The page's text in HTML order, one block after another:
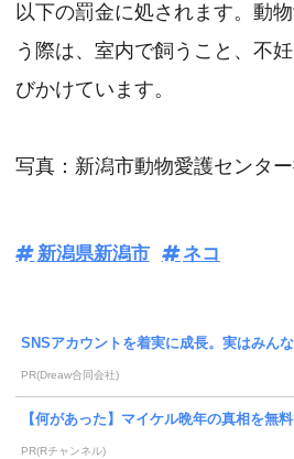
以下の罰金に処されます。動
う際は、室内で飼うこと、不
びかけています。
写真：新潟市動物愛護センタ
新潟県新潟市 ネコ
SNSアカウントを着実に成長。実はみんな
PR(Dreaw合同会社)
【何があった】マイケル晩年の真相を無
PR(Rチャンネル)